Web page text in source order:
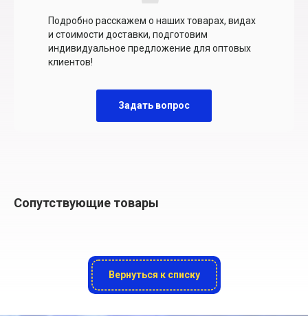
Подробно расскажем о наших товарах, видах
и стоимости доставки, подготовим
индивидуальное предложение для оптовых
клиентов!
Задать вопрос
Сопутствующие товары
Вернуться к списку